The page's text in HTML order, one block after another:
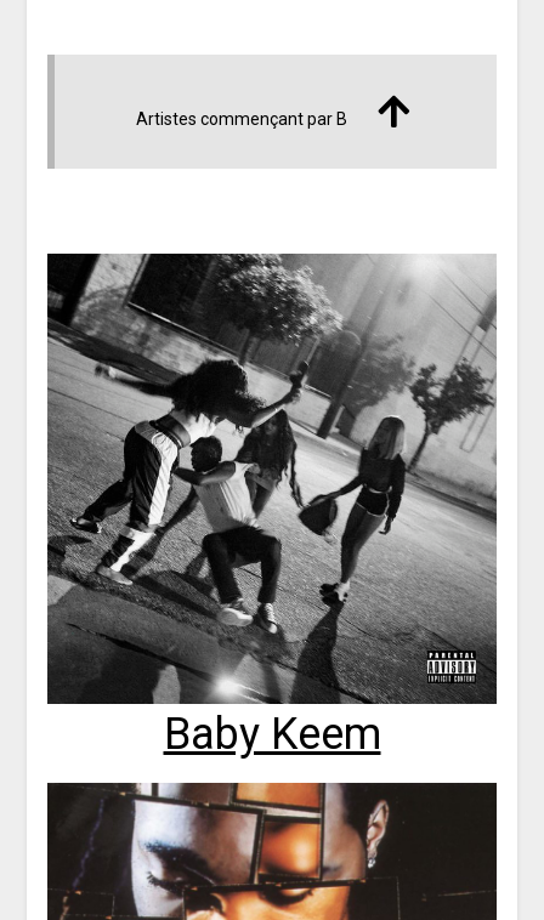
Artistes commençant par B
Baby Keem